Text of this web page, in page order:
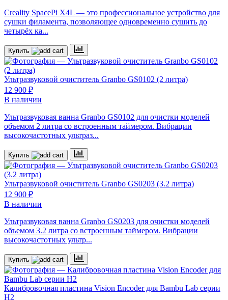
Creality SpacePi X4L — это профессиональное устройство для
сушки филамента, позволяющее одновременно сушить до
четырёх ка...
Купить
Ультразвуковой очиститель Granbo GS0102 (2 литра)
12 900 ₽
В наличии
Ультразвуковая ванна Granbo GS0102 для очистки моделей
объемом 2 литра со встроенным таймером. Вибрации
высокочастотных ультраз...
Купить
Ультразвуковой очиститель Granbo GS0203 (3.2 литра)
12 900 ₽
В наличии
Ультразвуковая ванна Granbo GS0203 для очистки моделей
объемом 3.2 литра со встроенным таймером. Вибрации
высокочастотных ультр...
Купить
Калибровочная пластина Vision Encoder для Bambu Lab серии
H2